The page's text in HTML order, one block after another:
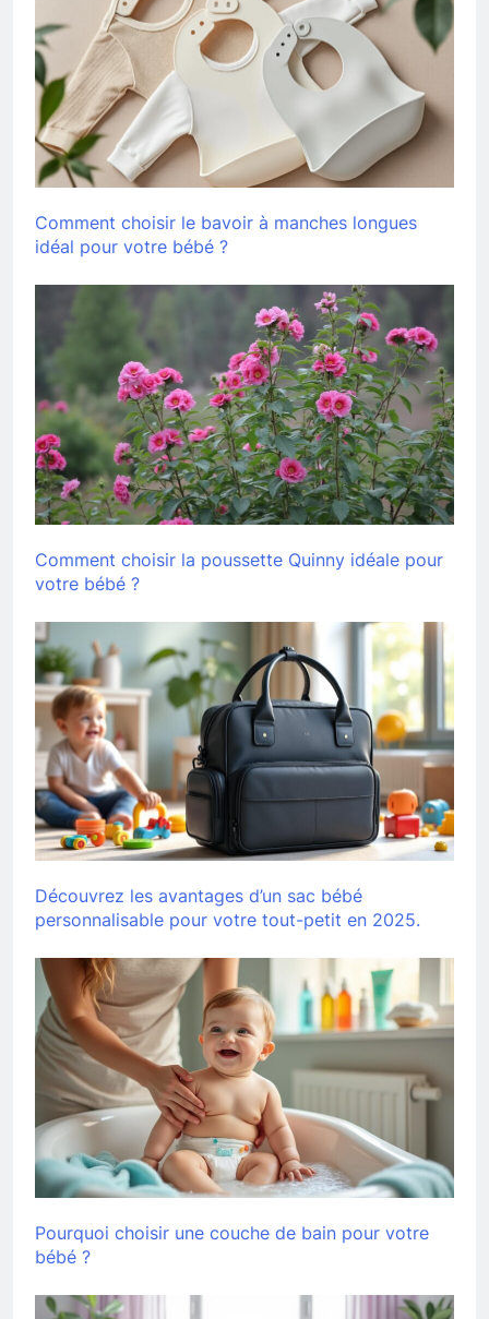
Comment choisir le bavoir à manches longues
idéal pour votre bébé ?
Comment choisir la poussette Quinny idéale pour
votre bébé ?
Découvrez les avantages d’un sac bébé
personnalisable pour votre tout-petit en 2025.
Pourquoi choisir une couche de bain pour votre
bébé ?